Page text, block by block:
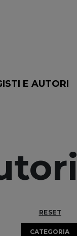
E AUTORI
RESET
CATEGORIA